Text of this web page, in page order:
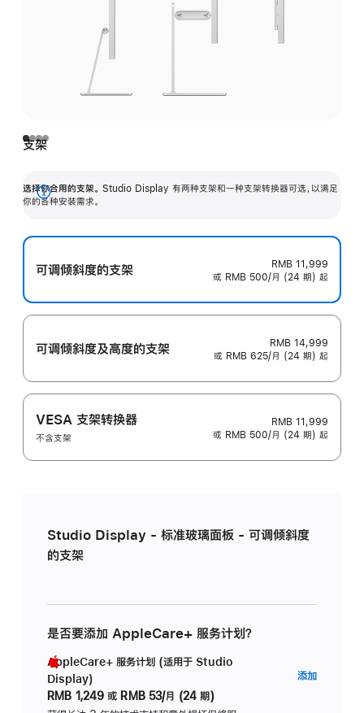
支架
选择你合用的支架。 Studio Display 有两种支架和一种支架转换器可选，以满足
你的各种安装需求。
展
可调倾斜度的支架
RMB 11,999
或 RMB 500/月 (24 期) 起
可调倾斜度及高‍度的支‍架
RMB 14,999
或 RMB 625/月 (24 期) 起
VESA 支架转换器
不含支架
RMB 11,999
或 RMB 500/月 (24 期) 起
Studio Display - 标准玻璃面板 - 可调倾斜度
的支架
是否要添加 AppleCare+ 服务计划？
AppleCare+ 服务计划 (适用于 Studio
Display)
RMB 1,249 或 RMB 53/月 (24 期)
添加